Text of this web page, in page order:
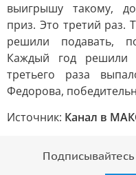
выигрышу такому,
приз. Это третий раз.
решили подавать,
Каждый год решили
третьего раза
Федорова,
Источник: Канал в